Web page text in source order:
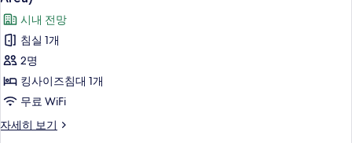
보
기
장
애
인
지
원
사
침
대
개,
장
인
지
원
트,
킹
사
이
즈
침
시내 전망
침실 1개
2명
킹사이즈침대 1개
무료 WiFi
자세히 보기
스